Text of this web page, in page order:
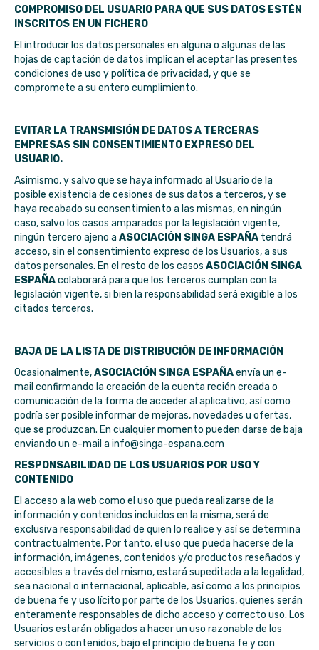
COMPROMISO DEL USUARIO PARA QUE SUS DATOS ESTÉN
INSCRITOS EN UN FICHERO
El introducir los datos personales en alguna o algunas de las
hojas de captación de datos implican el aceptar las presentes
condiciones de uso y política de privacidad, y que se
compromete a su entero cumplimiento.
EVITAR LA TRANSMISIÓN DE DATOS A TERCERAS
EMPRESAS SIN CONSENTIMIENTO EXPRESO DEL
USUARIO.
Asimismo, y salvo que se haya informado al Usuario de la
posible existencia de cesiones de sus datos a terceros, y se
haya recabado su consentimiento a las mismas, en ningún
caso, salvo los casos amparados por la legislación vigente,
ningún tercero ajeno a ASOCIACIÓN SINGA ESPAÑA tendrá
acceso, sin el consentimiento expreso de los Usuarios, a sus
datos personales. En el resto de los casos ASOCIACIÓN SINGA
ESPAÑAcolaborará para que los terceros cumplan con la
legislación vigente, si bien la responsabilidad será exigible a los
citados terceros.
BAJA DE LA LISTA DE DISTRIBUCIÓN DE INFORMACIÓN
Ocasionalmente,ASOCIACIÓN SINGA ESPAÑAenvía un e-
mail confirmando la creación de la cuenta recién creada o
comunicación de la forma de acceder al aplicativo, así como
podría ser posible informar de mejoras, novedades u ofertas,
que se produzcan. En cualquier momento pueden darse de baja
enviando un e-mail a info@singa-espana.com
RESPONSABILIDAD DE LOS USUARIOS POR USO Y
CONTENIDO
El acceso a la web como el uso que pueda realizarse de la
información y contenidos incluidos en la misma, será de
exclusiva responsabilidad de quien lo realice y así se determina
contractualmente. Por tanto, el uso que pueda hacerse de la
información, imágenes, contenidos y/o productos reseñados y
accesibles a través del mismo, estará supeditada a la legalidad,
sea nacional o internacional, aplicable, así como a los principios
de buena fe y uso lícito por parte de los Usuarios, quienes serán
enteramente responsables de dicho acceso y correcto uso. Los
Usuarios estarán obligados a hacer un uso razonable de los
servicios o contenidos, bajo el principio de buena fe y con